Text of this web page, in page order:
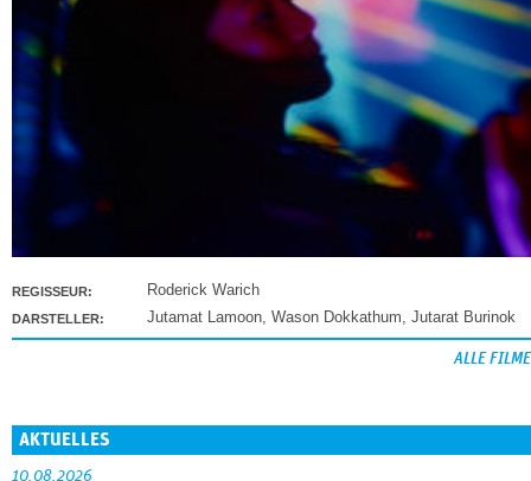
REGISSEUR: Roderick Warich
DARSTELLER: Jutamat Lamoon, Wason Dokkathum, Jutarat Burinok
ALLE FILME
AKTUELLES
10.08.2026